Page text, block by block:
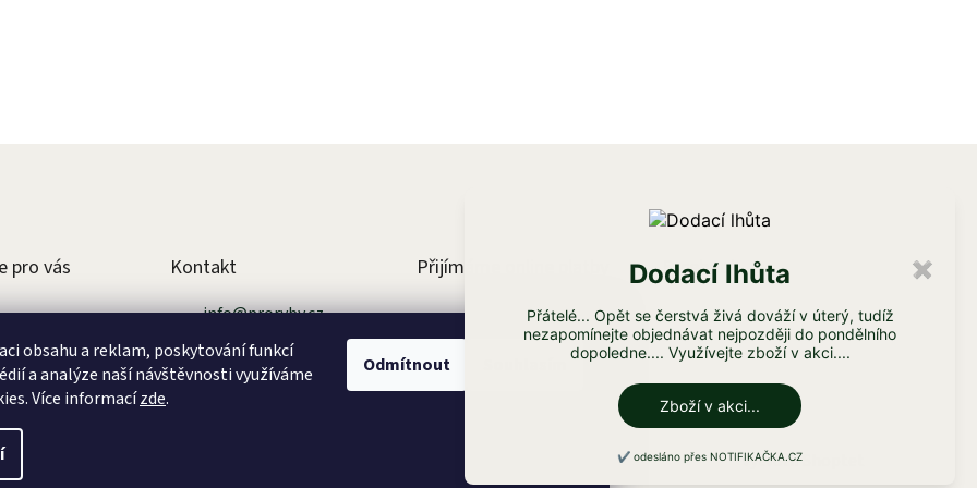
obsahu a reklam, poskytování funkcí
a analýze naší návštěvnosti využíváme
Více informacízde.
Odmítnout
pro vás
údajů
Kontakt
info@proryby.cz
+420 731 170 071
Přijímáme online platby Facebook
Vytvořil Shoptet
Dodací lhůta ✖
Přátelé... Opět se čerstvá živá dováží v úterý, tudíž
nezapomínejte objednávat nejpozději do pondělního
dopoledne.... Využívejte zboží v akci....
Zboží v akci...
✔️ odesláno přes NOTIFIKAČKA.CZ